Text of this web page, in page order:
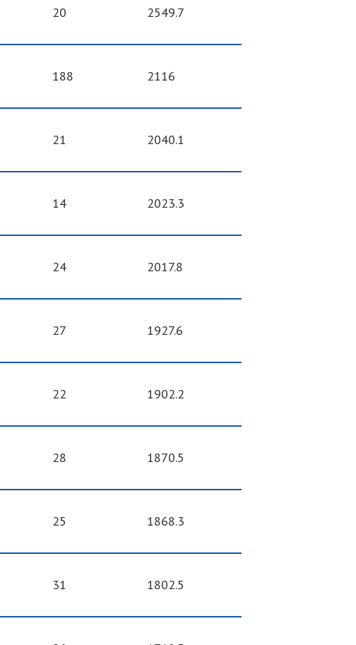
20 2549.7
188 2116
21 2040.1
14 2023.3
24 2017.8
27 1927.6
22 1902.2
28 1870.5
25 1868.3
31 1802.5